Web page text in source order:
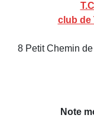
club de
8 Petit Chemin
Note